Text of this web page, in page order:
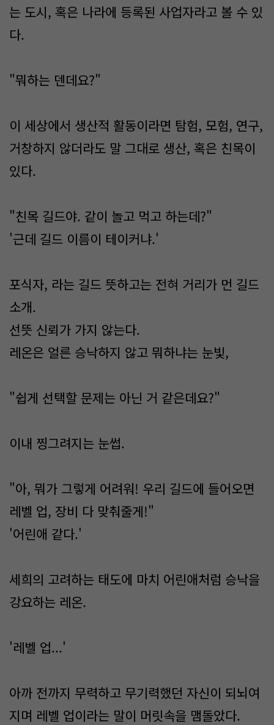
는 도시, 혹은 나라에 등록된 사업자라고 볼 수 있
다.
"뭐하는 덴데요?"
이 세상에서 생산적 활동이라면 탐험, 모험, 연구,
거창하지 않더라도 말 그대로 생산, 혹은 친목이
있다.
"친목 길드야. 같이 놀고 먹고 하는데?"
'근데 길드 이름이 테이커냐.'
포식자, 라는 길드 뜻하고는 전혀 거리가 먼 길드
소개.
선뜻 신뢰가 가지 않는다.
레온은 얼른 승낙하지 않고 뭐하냐는 눈빛,
"쉽게 선택할 문제는 아닌 거 같은데요?"
이내 찡그려지는 눈썹.
"아, 뭐가 그렇게 어려워! 우리 길드에 들어오면
레벨 업, 장비 다 맞춰줄게!"
'어린애 같다.'
세희의 고려하는 태도에 마치 어린애처럼 승낙을
강요하는 레온.
'레벨 업...'
아까 전까지 무력하고 무기력했던 자신이 되뇌여
지며 레벨 업이라는 말이 머릿속을 맴돌았다.